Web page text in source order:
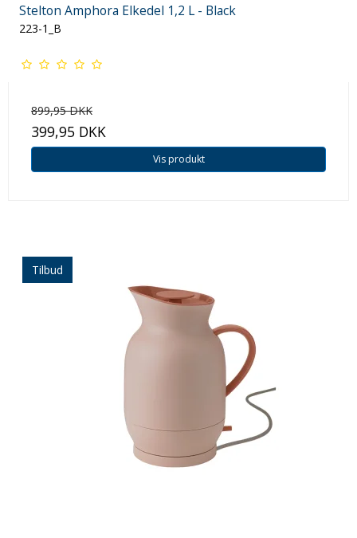
Stelton Amphora Elkedel 1,2 L - Black
223-1_B
899,95 DKK
399,95 DKK
Vis produkt
Tilbud